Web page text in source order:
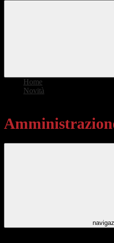
Home
Novità